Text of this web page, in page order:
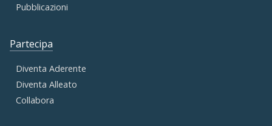
Pubblicazioni
Partecipa
Diventa Aderente
Diventa Alleato
Collabora